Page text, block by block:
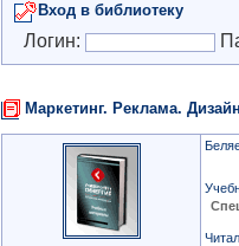
Вход в библиотеку
Логин:
Маркетинг. Реклама. Дизайн